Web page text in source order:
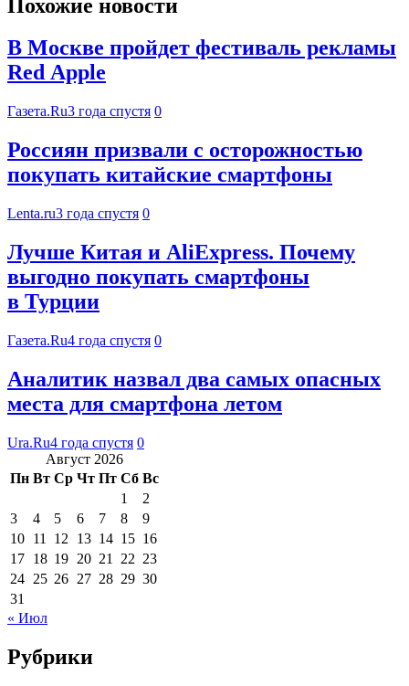
Похожие новости
В Москве пройдет фестиваль рекламы
Red Apple
Газета.Ru3 года спустя 0
Россиян призвали с осторожностью
покупать китайские смартфоны
Lenta.ru3 года спустя 0
Лучше Китая и AliExpress. Почему
выгодно покупать смартфоны
в Турции
Газета.Ru4 года спустя 0
Аналитик назвал два самых опасных
места для смартфона летом
Ura.Ru4 года спустя 0
Август 2026
Пн Вт Ср Чт Пт Сб Вс
1
2
3
4 5 6 7 8
9
10 11 12 13 14 15 16
17 18 19 20 21 22 23
24 25 26 27 28 29 30
31
« Июл
Рубрики